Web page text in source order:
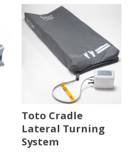
Toto Cradle
Lateral Turning
System